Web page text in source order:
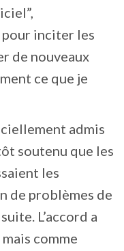
inciter les
de nouveaux
ce que je
admis
soutenu que les
les
de problèmes de
L’accord a
comme